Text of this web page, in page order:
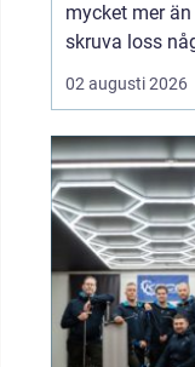
mycket mer
skruva loss
För bilägare i
skillnaden
tydligt när
snöfallet
när
vägarna hala.
kunskap om
02 augusti 2026